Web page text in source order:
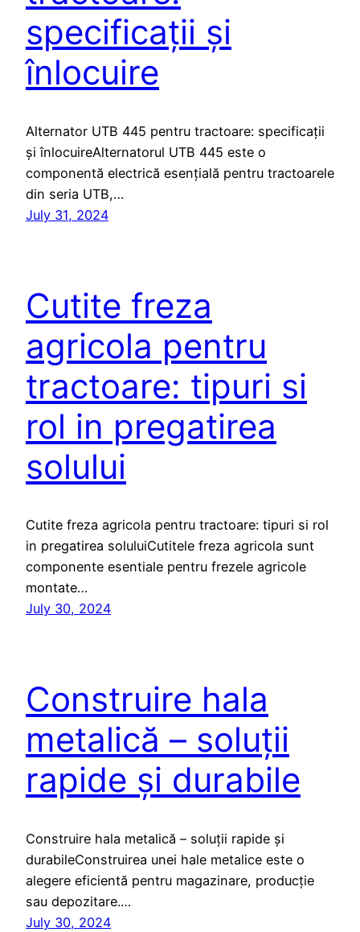
specificații și
înlocuire
Alternator UTB 445 pentru tractoare: specificații
și înlocuireAlternatorul UTB 445 este o
componentă electrică esențială pentru tractoarele
din seria UTB,…
July 31, 2024
Cutite freza
agricola pentru
tractoare: tipuri si
rol in pregatirea
solului
Cutite freza agricola pentru tractoare: tipuri si rol
in pregatirea soluluiCutitele freza agricola sunt
componente esentiale pentru frezele agricole
montate…
July 30, 2024
Construire hala
metalică – soluții
rapide și durabile
Construire hala metalică – soluții rapide și
durabileConstruirea unei hale metalice este o
alegere eficientă pentru magazinare, producție
sau depozitare.…
July 30, 2024